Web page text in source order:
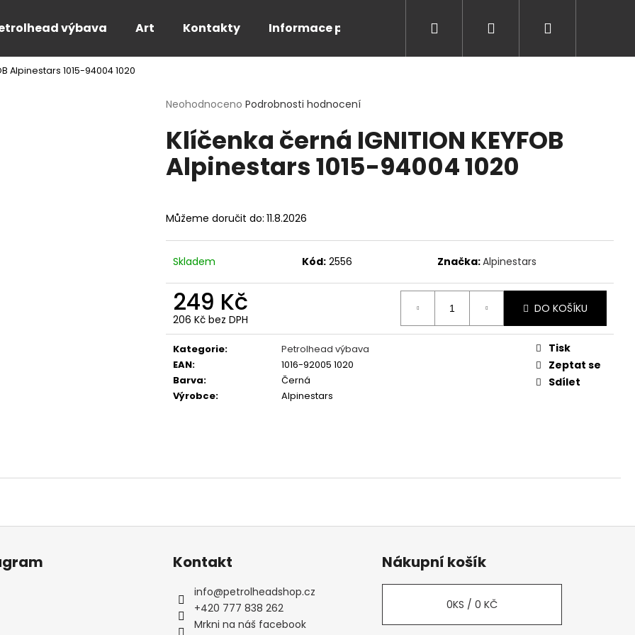
výbava Art Kontakty Informace pro Vás Značky Přihlášení
Alpinestars 1015-94004 1020
Průměrné
produktu
je
0,0
z
Neohodnoceno Podrobnosti hodnocení
Klíčenka černá IGNITION KEYFOB
Alpinestars 1015-94004 1020
Můžeme doručit do: 11.8.2026
Skladem Kód: 2556 Značka:Alpinestars
249 Kč
206 Kč bez DPH
Měrná
cena:
DO KOŠÍKU
Kategorie:
Petrolhead výbava
EAN:
1016-92005 1020
Barva:
Černá
Výrobce: Alpinestars
Tisk
Zeptat se
Sdílet
Co potřebujete najít?
HLEDAT
PÁNSKÉ BÍLÉ TRIČKO FOR THE SPEED - PÁNSKÉ TRIČKO LUSSO LEGENDS NIKI
LAUDA
350 Kč
Původně:990 Kč
Kontakt
info@petrolheadshop.cz
+420 777 838 262
Mrkni na náš facebook
Nákupní košík
0KS / 0 KČ